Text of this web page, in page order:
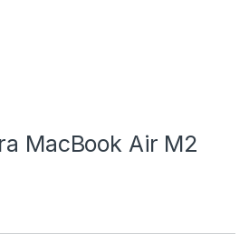
MacBook Air M2